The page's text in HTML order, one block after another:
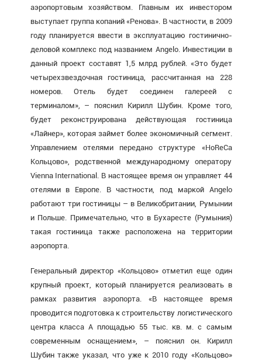
аэропортовым хозяйством. Главным их инвестором
выступает группа копаний «Ренова». В частности, в 2009
году планируется ввести в эксплуатацию гостинично-
деловой комплекс под названием Angelo. Инвестиции в
данный проект составят 1,5 млрд рублей. «Это будет
четырехзвездочная гостиница, рассчитанная на 228
номеров. Отель будет соединен галереей с
терминалом», – пояснил Кирилл Шубин. Кроме того,
будет реконструирована действующая гостиница
«Лайнер», которая займет более экономичный сегмент.
Управлением отелями передано структуре «HoReCa
Кольцово», родственной международному оператору
Vienna International. В настоящее время он управляет 44
отелями в Европе. В частности, под маркой Angelo
работают три гостиницы – в Великобритании, Румынии
и Польше. Примечательно, что в Бухаресте (Румыния)
такая гостиница также расположена на территории
аэропорта.
Генеральный директор «Кольцово» отметил еще один
крупный проект, который планируется реализовать в
рамках развития аэропорта. «В настоящее время
проводится подготовка к строительству логистического
центра класса А площадью 55 тыс. кв. м. с самым
современным оснащением», – пояснил он. Кирилл
Шубин также указал, что уже к 2010 году «Кольцово»